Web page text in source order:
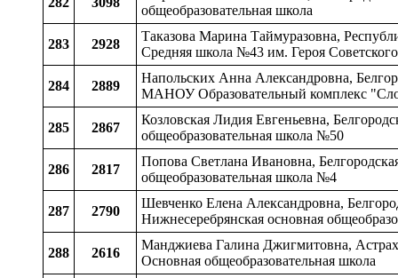
общеобразовательная школа
283 2928
Таказова Марина Таймуразовна,
Средняя школа №43 им. Героя
284 2889
Напольских Анна Александровна,
МАНОУ Образовательный комплекс
285 2867
Козловская Лидия Евгеньевна,
общеобразовательная школа №50
286 2817
Попова Светлана Ивановна,
общеобразовательная школа №4
287 2790
Шевченко Елена Александровна,
Нижнесеребрянская основная
288 2616
Манджиева Галина Джигмитовна,
Основная общеобразовательная школа